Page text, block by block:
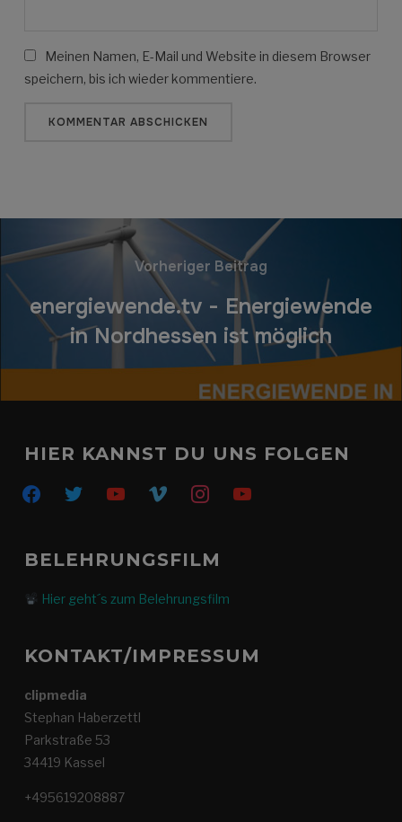
Meinen Namen, E-Mail und Website in diesem Browser
speichern, bis ich wieder kommentiere.
Vorheriger Beitrag
energiewende.tv - Energiewende
in Nordhessen ist möglich
HIER KANNST DU UNS FOLGEN
facebooktwitter youtube vimeo instagramyoutube
BELEHRUNGSFILM
Hier geht´s zum Belehrungsfilm
KONTAKT/IMPRESSUM
clipmedia
Stephan Haberzettl
Parkstraße 53
34419 Kassel
+495619208887